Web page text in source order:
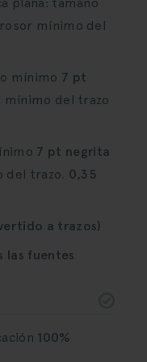
mínimo del
mínimo 7 pt
mínimo del trazo
7 pt negrita
del trazo. 0,35
a trazos)
las fuentes
100%